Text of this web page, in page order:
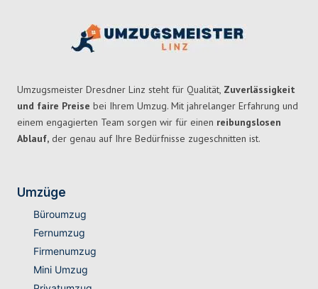
Umzugsmeister Dresdner Linz steht für Qualität, Zuverlässigkeit
und faire Preise bei Ihrem Umzug. Mit jahrelanger Erfahrung und
einem engagierten Team sorgen wir für einen reibungslosen
Ablauf, der genau auf Ihre Bedürfnisse zugeschnitten ist.
Umzüge
Büroumzug
Fernumzug
Firmenumzug
Mini Umzug